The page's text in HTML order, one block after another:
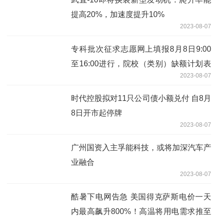
提高20%，加速度提升10%
2023-08-07
专科批次征求志愿网上填报8月8日9:00
至16:00进行，院校（类别）缺额计划表
2023-08-07
时代控股拟对11只公司债小额兑付 自8月
8日开市起停牌
2023-08-07
广州国资入主孚能科技，或将加深汽车产
业融合
2023-08-07
酷暑下电网告急 美国得克萨斯电价一天
内最高飙升800%！高温将用电需求推至